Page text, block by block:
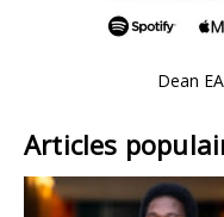
Dean
Articles